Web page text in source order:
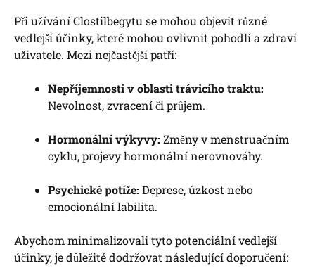
Při užívání Clostilbegytu se mohou objevit různé
vedlejší účinky, které mohou ovlivnit pohodlí a zdraví
uživatele. Mezi nejčastější patří:
Nepříjemnosti v oblasti trávicího traktu:
Nevolnost, zvracení či průjem.
Hormonální výkyvy: Změny v menstruačním
cyklu, projevy hormonální nerovnováhy.
Psychické potíže: Deprese, úzkost nebo
emocionální labilita.
Abychom minimalizovali tyto potenciální vedlejší
účinky, je důležité dodržovat následující doporučení: